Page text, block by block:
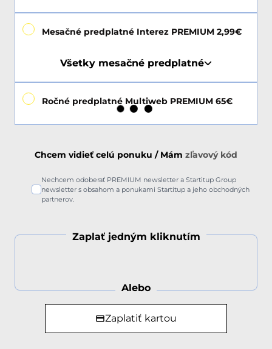
Mesačné predplatné Interez PREMIUM 2,99€
Všetky mesačné predplatné
Ročné predplatné Multiweb PREMIUM 65€
Chcem vidieť celú ponuku / Mám zľavový kód
Nechcem odoberať PREMIUM newsletter a Startitup Group
newsletter s obsahom a ponukami Startitup a jeho obchodných
partnerov.
Zaplať jedným kliknutím
Alebo
Zaplatiť kartou